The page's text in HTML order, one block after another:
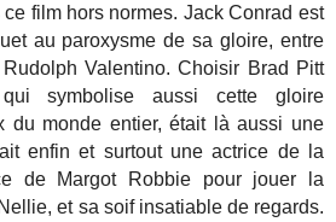
film hors normes. Jack Conrad est
au paroxysme de sa gloire, entre
Valentino. Choisir Brad Pitt
symbolise aussi cette gloire
du monde entier, était là aussi une
enfin et surtout une actrice de la
de Margot Robbie pour jouer la
et sa soif insatiable de regards.